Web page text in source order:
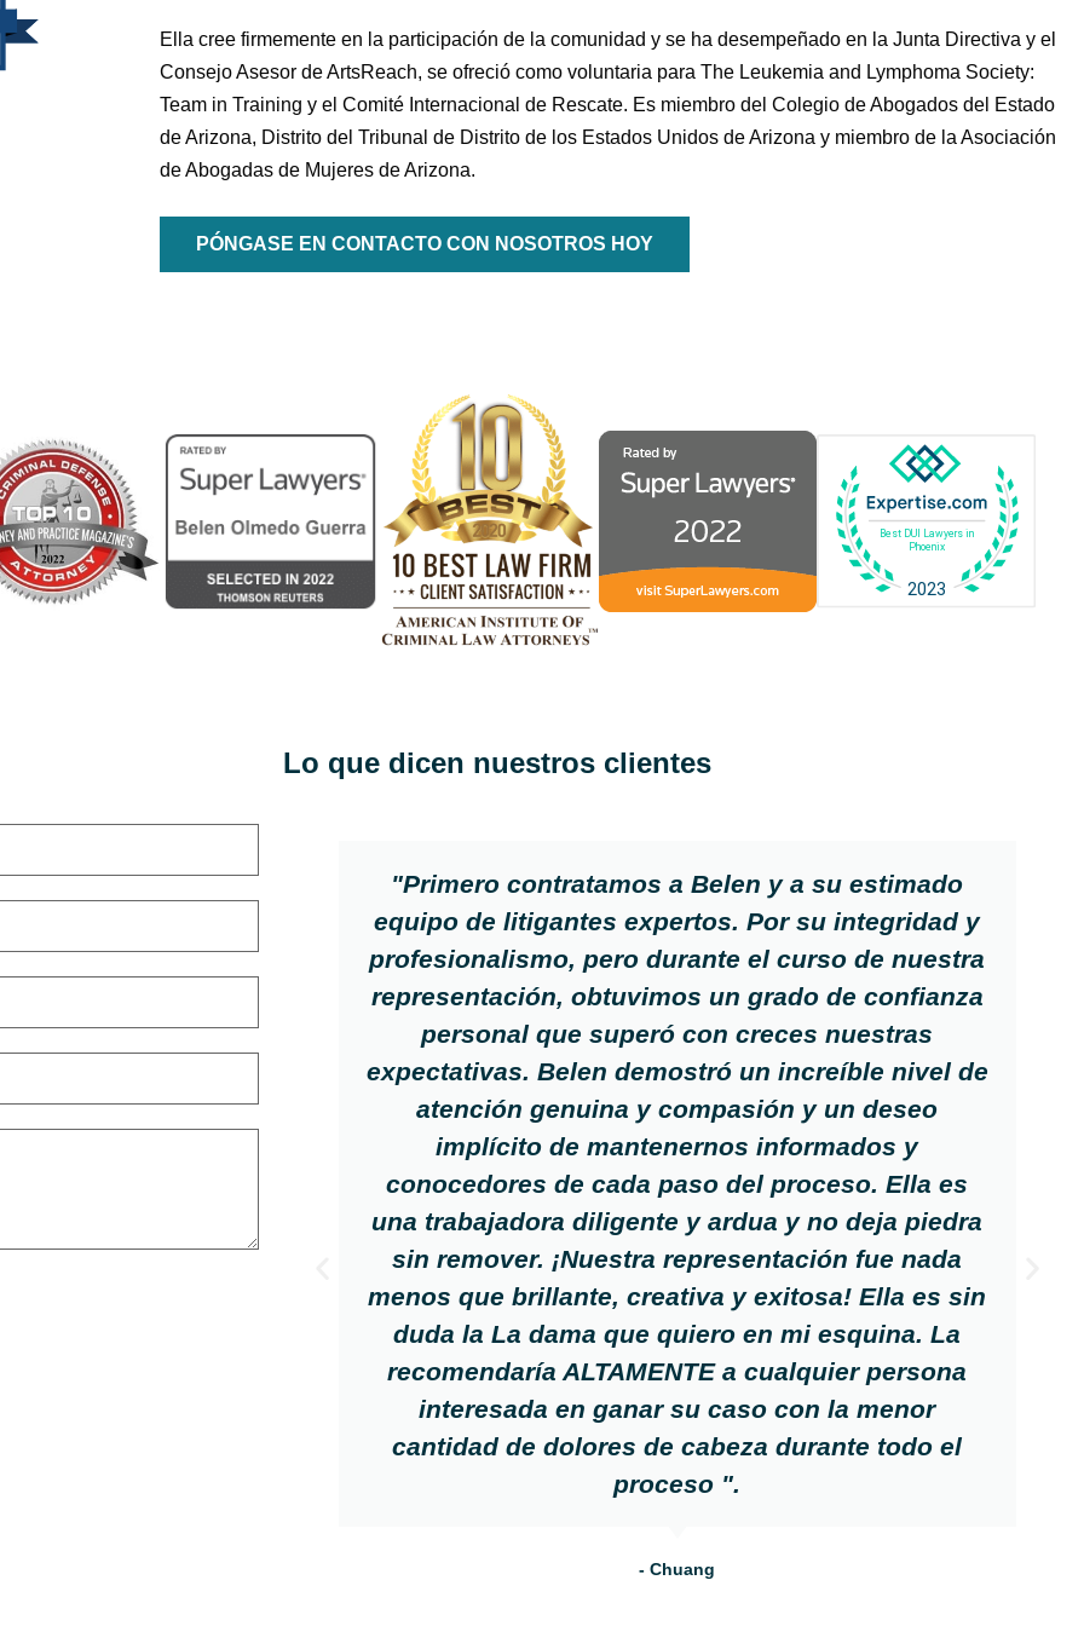
Ella cree firmemente en la participación de la comunidad y se ha desempeñado en la Junta Directiva y el
Consejo Asesor de ArtsReach, se ofreció como voluntaria para The Leukemia and Lymphoma Society:
Team in Training y el Comité Internacional de Rescate. Es miembro del Colegio de Abogados del Estado
de Arizona, Distrito del Tribunal de Distrito de los Estados Unidos de Arizona y miembro de la Asociación
de Abogadas de Mujeres de Arizona.
PÓNGASE EN CONTACTO CON NOSOTROS HOY
Lo que dicen nuestros clientes
"Primero contratamos a Belen y a su estimado
equipo de litigantes expertos. Por su integridad y
profesionalismo, pero durante el curso de nuestra
representación, obtuvimos un grado de confianza
personal que superó con creces nuestras
expectativas. Belen demostró un increíble nivel de
atención genuina y compasión y un deseo
implícito de mantenernos informados y
conocedores de cada paso del proceso. Ella es
una trabajadora diligente y ardua y no deja piedra
sin remover. ¡Nuestra representación fue nada
menos que brillante, creativa y exitosa! Ella es sin
duda la La dama que quiero en mi esquina. La
recomendaría ALTAMENTE a cualquier persona
interesada en ganar su caso con la menor
cantidad de dolores de cabeza durante todo el
proceso ".
- Chuang